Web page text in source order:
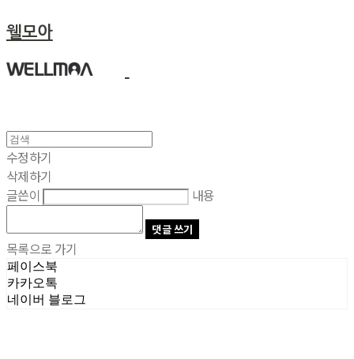
웰모아
수정하기
삭제하기
글쓴이
내용
댓글 쓰기
목록으로 가기
페이스북
카카오톡
네이버 블로그